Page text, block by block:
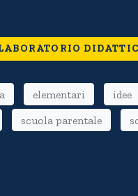
elementari idee
scuola parentale